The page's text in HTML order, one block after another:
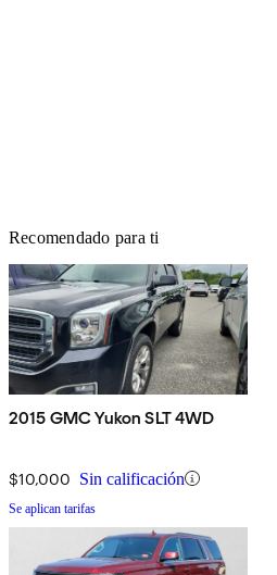
Recomendado para ti
2015 GMC Yukon SLT 4WD
$10,000 Sin calificación
Se aplican tarifas